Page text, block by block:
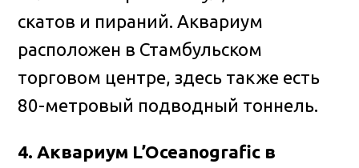
скатов и пираний. Аквариум
расположен в Стамбульском
торговом центре, здесь также есть
80-метровый подводный тоннель.
4. Аквариум L’Oceanografic в